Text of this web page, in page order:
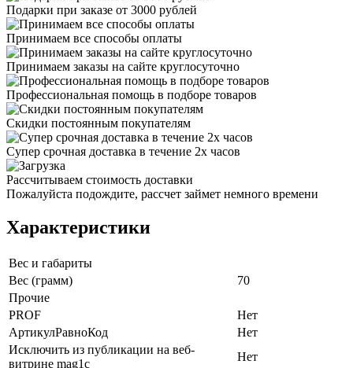
Подарки при заказе от 3000 рублей
Принимаем все способы оплаты
Принимаем заказы на сайте круглосуточно
Профессиональная помощь в подборе товаров
Скидки постоянным покупателям
Супер срочная доставка в течение 2х часов
Рассчитываем стоимость доставки
Пожалуйста подождите, рассчет займет немного времени
Характеристики
Вес и габариты
Вес (грамм)
70
Прочие
PROF
Нет
АртикулРавноКод
Нет
Исключить из публикации на веб-
витрине mag1c
Нет